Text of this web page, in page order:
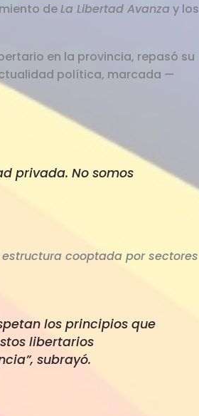
deLa Libertad Avanza y los
en la provincia, repasó su
política, marcada —
privada. No somos
cooptada por sectores
los principios que
libertarios
subrayó.